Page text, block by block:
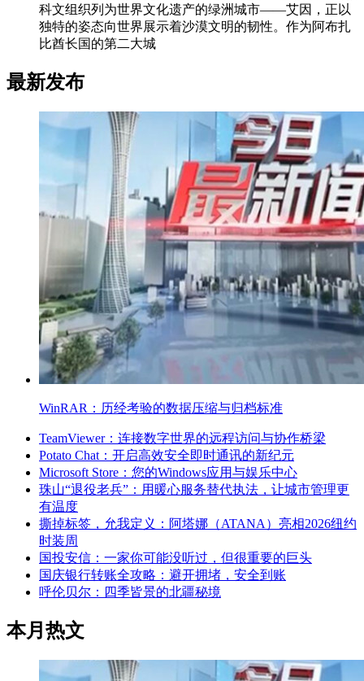
科文组织列为世界文化遗产的绿洲城市——艾因，正以
独特的姿态向世界展示着沙漠文明的韧性。作为阿布扎
比酋长国的第二大城
最新发布
WinRAR：历经考验的数据压缩与归档标准
TeamViewer：连接数字世界的远程访问与协作桥梁
Potato Chat：开启高效安全即时通讯的新纪元
Microsoft Store：您的Windows应用与娱乐中心
珠山“退役老兵”：用暖心服务替代执法，让城市管理更
有温度
撕掉标签，允我定义：阿塔娜（ATANA）亮相2026纽约
时装周
国投安信：一家你可能没听过，但很重要的巨头
国庆银行转账全攻略：避开拥堵，安全到账
呼伦贝尔：四季皆景的北疆秘境
本月热文